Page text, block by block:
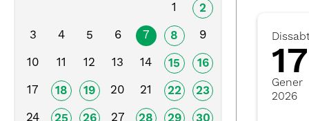
1 2
3 4 5 6 7 8 9
10 11 12 13 14 15 16
17 18 19 20 21 22 23
24 25 26 27 28 29 30
17
Gener
2026